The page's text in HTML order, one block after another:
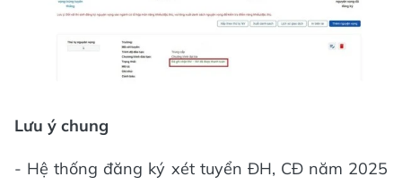
Lưu ý chung
- Hệ thống đăng ký xét tuyển ĐH, CĐ năm 2025